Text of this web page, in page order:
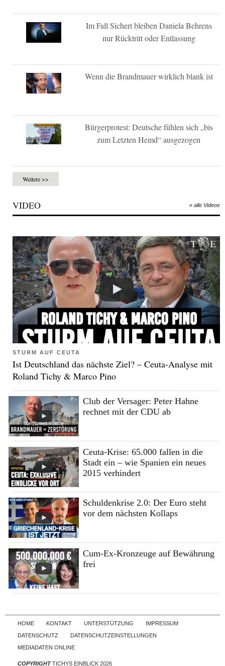
Im Fall Sichert bleiben Daniela Behrens
nur Rücktritt oder Entlassung
Wenn die Brandmauer wirklich blank ist
Bürgerprotest: Deutsche fühlen sich „bis
zum Letzten Hemd“ ausgezogen
Weitere >>
VIDEO » alle Videos
STURM AUF CEUTA
Ist Deutschland das nächste Ziel? – Ceuta-Analyse mit
Roland Tichy & Marco Pino
Club der Versager: Peter Hahne
rechnet mit der CDU ab
Ceuta-Krise: 65.000 fallen in die
Stadt ein – wie Spanien ein neues
2015 verhindert
Schuldenkrise 2.0: Der Euro steht
vor dem nächsten Kollaps
Cum-Ex-Kronzeuge auf Bewährung
frei
Skip to content
HOME KONTAKT UNTERSTÜTZUNG
IMPRESSUM
DATENSCHUTZ
DATENSCHUTZEINSTELLUNGEN
MEDIADATEN ONLINE
COPYRIGHTTICHYS EINBLICK 2026